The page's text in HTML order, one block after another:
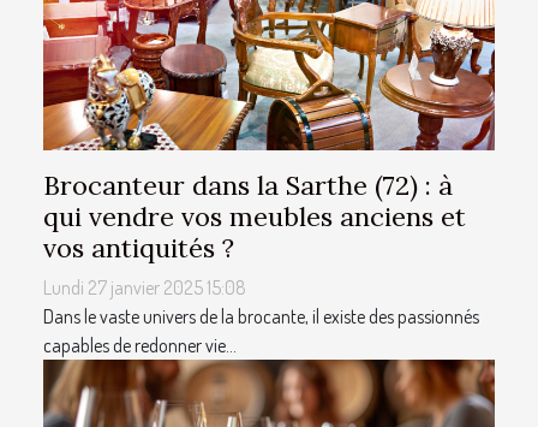
Brocanteur dans la Sarthe (72) : à
qui vendre vos meubles anciens et
vos antiquités ?
Lundi 27 janvier 2025 15:08
Dans le vaste univers de la brocante, il existe des passionnés
capables de redonner vie...